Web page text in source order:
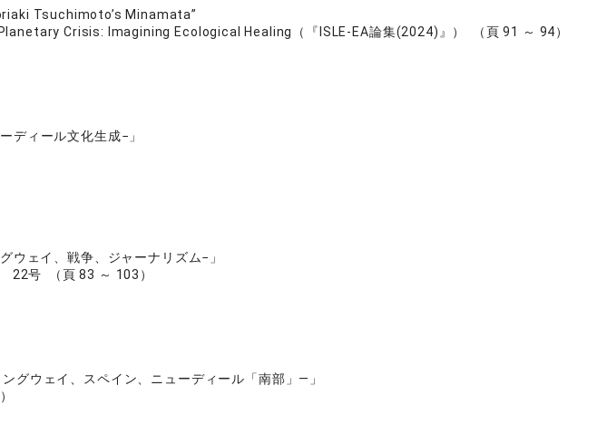
Tsuchimoto’s Minamata”
Crisis: Imagining Ecological Healing（『ISLE-EA論集(2024)』） （頁 91 ～ 94）
ディール文化生成−」
ウェイ、戦争、ジャーナリズム−」
22号 （頁 83 ～ 103）
グウェイ、スペイン、ニューディール「南部」—」